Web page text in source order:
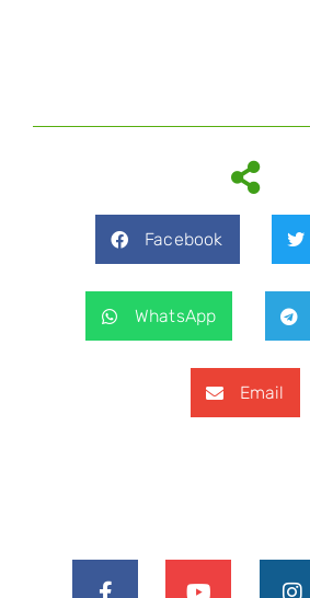
Facebook
WhatsApp
Email